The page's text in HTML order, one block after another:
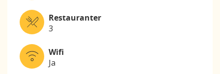
Restauranter
3
Wifi
Ja